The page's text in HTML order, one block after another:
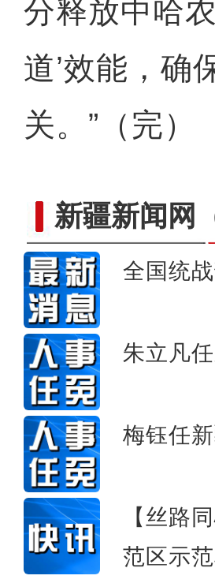
分释放中哈
道’效能，确
关。”（完）
新疆新闻网
全国统
朱立凡
梅钰任
【丝路
范区示